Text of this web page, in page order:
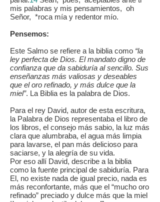
mis palabras y mis pensamientos, oh
Señor, *roca mía y redentor mío.
Pensemos:
Este Salmo se refiere a la biblia como “la
ley perfecta de Dios. El mandato digno de
confianza que da sabiduría al sencillo. Sus
enseñanzas más valiosas y deseables
que el oro refinado, y más dulce que la
miel”. La Biblia es la palabra de Dios.
Para el rey David, autor de esta escritura,
la Palabra de Dios representaba el libro de
los libros, el consejo más sabio, la luz más
clara que alumbraba, el agua más limpia
para lavarse, el pan más delicioso para
saciarse, y la alegría de su vida.
Por eso allí David, describe a la biblia
como la fuente principal de sabiduría. Para
El, no existe nada de igual precio, nada es
más reconfortante, más que el “mucho oro
refinado” preciado y dulce más que la miel